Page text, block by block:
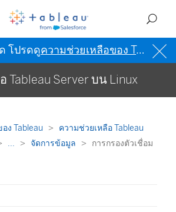
โปรดดูความช่วยเหลือของ Tableau เป็นภาษาอังกฤษ (สหรัฐอเมริกา)
Tableau Server บน Linux
ง Tableau
ความช่วยเหลือ Tableau
... จัดการข้อมูล
การกรองตัวเชื่อม